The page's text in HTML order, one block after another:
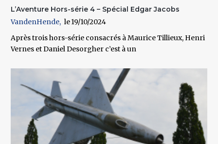
L’Aventure Hors-série 4 – Spécial Edgar Jacobs
VandenHende
19/10/2024
Après trois hors-série consacrés à Maurice Tillieux, Henri
Vernes et Daniel Desorgher c’est à un